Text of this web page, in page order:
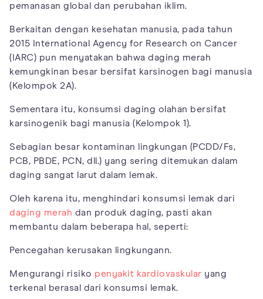
pemanasan global dan perubahan iklim.
Berkaitan dengan kesehatan manusia, pada tahun
2015 International Agency for Research on Cancer
(IARC) pun menyatakan bahwa daging merah
kemungkinan besar bersifat karsinogen bagi manusia
(Kelompok 2A).
Sementara itu, konsumsi daging olahan bersifat
karsinogenik bagi manusia (Kelompok 1).
Sebagian besar kontaminan lingkungan (PCDD/Fs,
PCB, PBDE, PCN, dll.) yang sering ditemukan dalam
daging sangat larut dalam lemak.
Oleh karena itu, menghindari konsumsi lemak dari
daging merah dan produk daging, pasti akan
membantu dalam beberapa hal, seperti:
Pencegahan kerusakan lingkungann.
Mengurangi risiko penyakit kardiovaskular yang
terkenal berasal dari konsumsi lemak.